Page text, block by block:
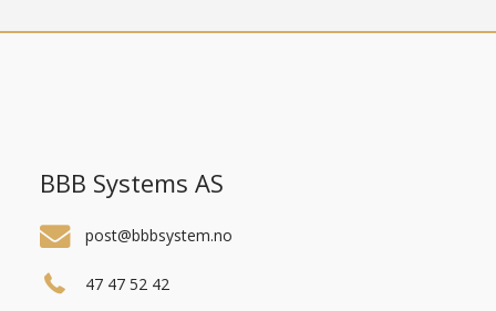
BBB Systems AS
post@bbbsystem.no
47 47 52 42